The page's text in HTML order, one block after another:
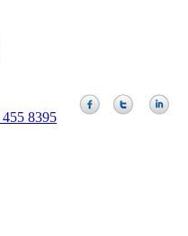
8395